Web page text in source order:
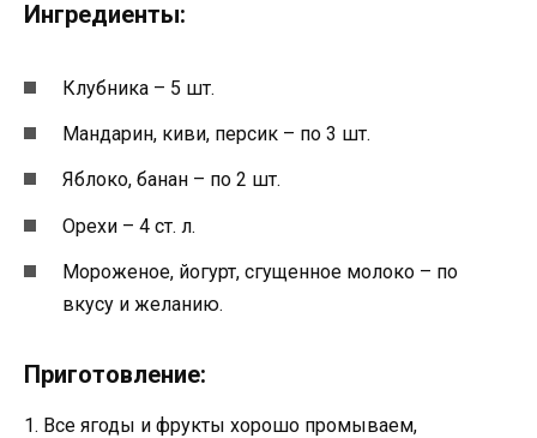
Ингредиенты:
Клубника – 5 шт.
Мандарин, киви, персик – по 3 шт.
Яблоко, банан – по 2 шт.
Орехи – 4 ст. л.
Мороженое, йогурт, сгущенное молоко – по
вкусу и желанию.
Приготовление:
1. Все ягоды и фрукты хорошо промываем,